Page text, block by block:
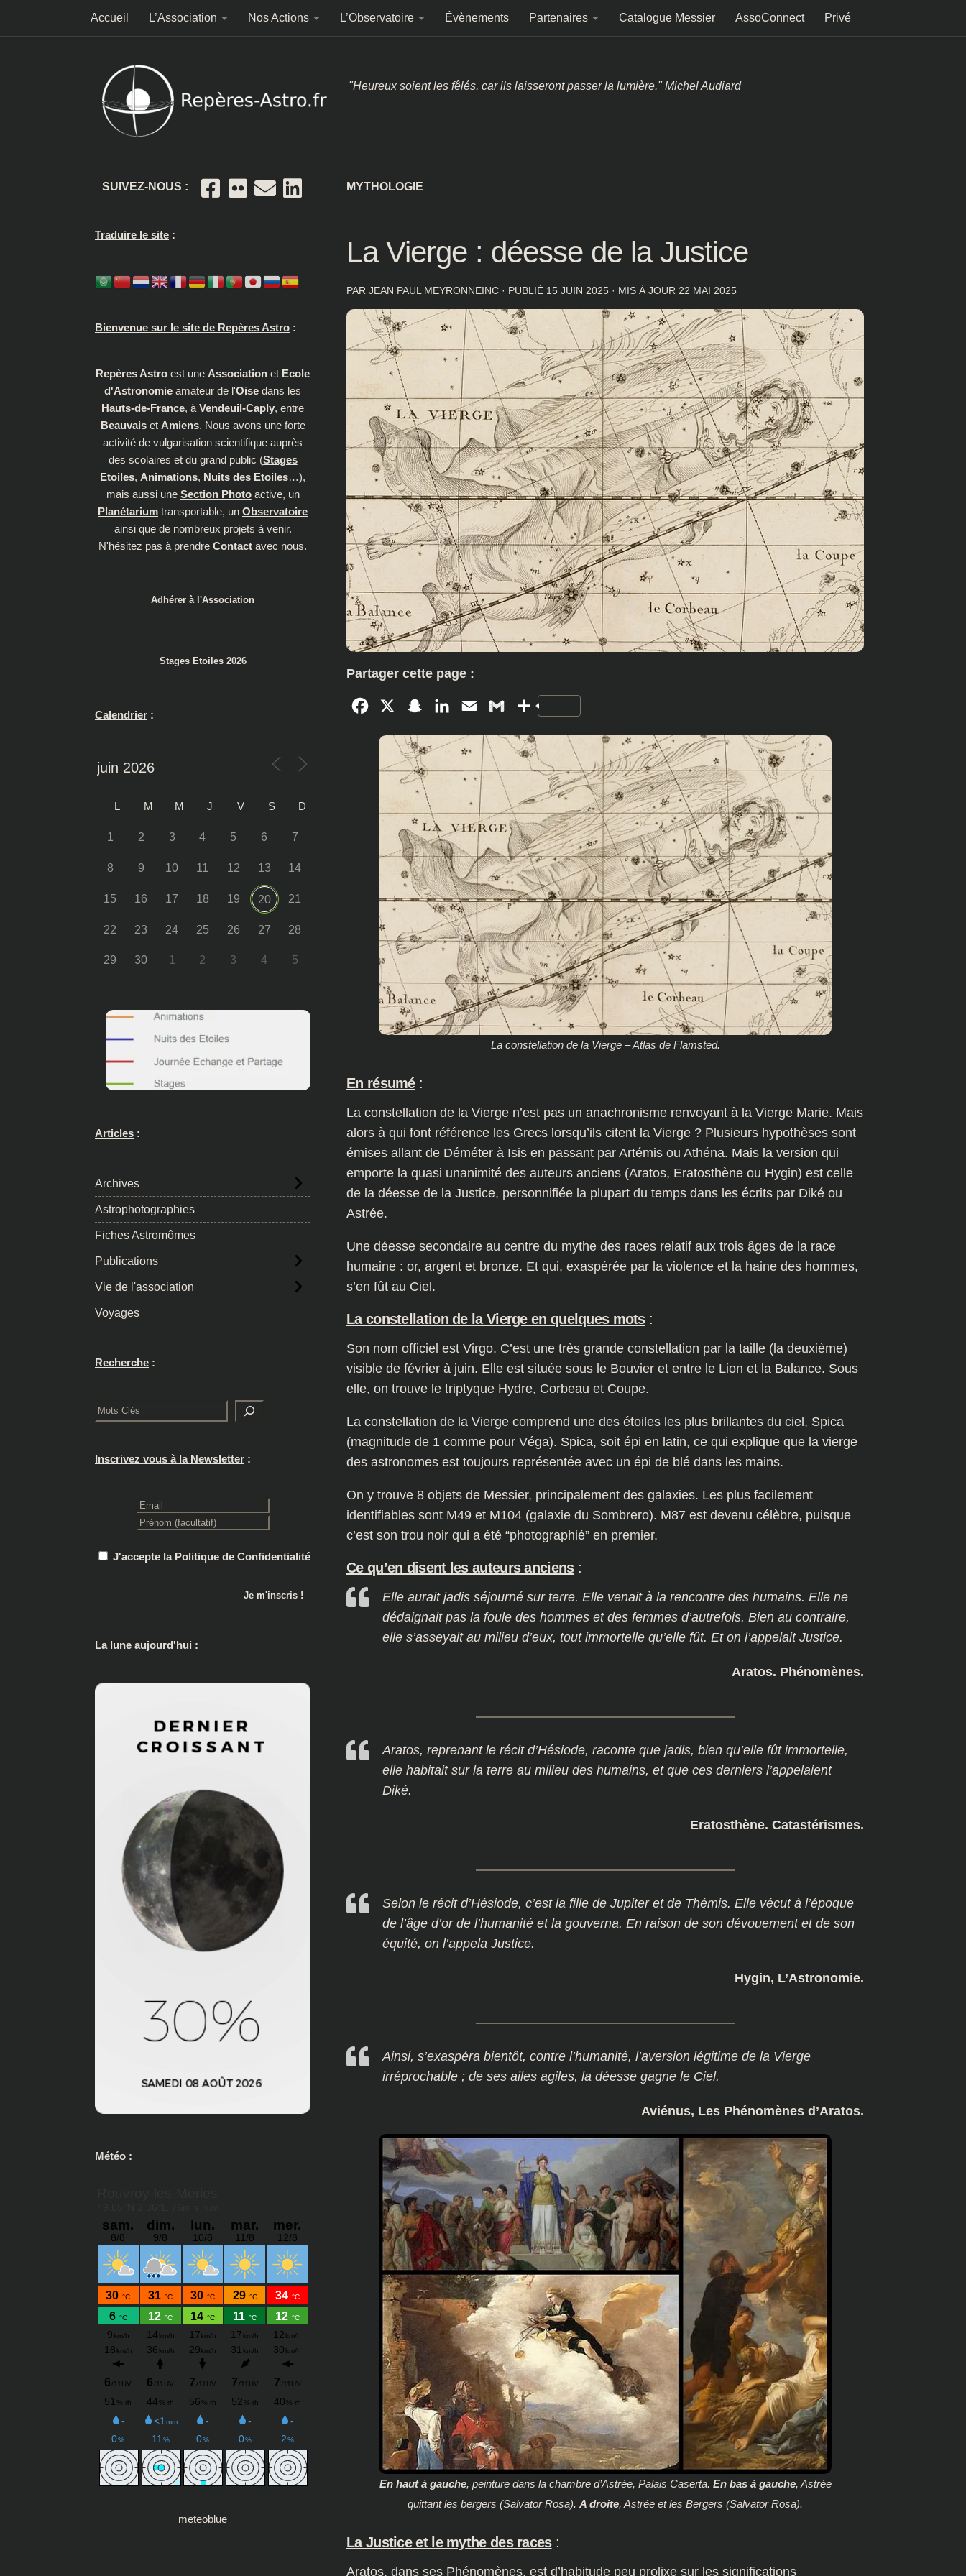
Skip to contentAccueil L’Association Nos Actions L’Observatoire Évènements Partenaires Catalogue Messier AssoConnect Privé
"Heureux soient les fêlés, car ils laisseront passer la lumière." Michel Audiard
MYTHOLOGIE
La Vierge : déesse de la Justice
PAR JEAN PAUL MEYRONNEINC · PUBLIÉ 15 JUIN 2025 · MIS À JOUR 22 MAI 2025
Partager cette page :
Facebook SnapchatLinkedInEmail GmailPartager
La constellation de la Vierge – Atlas de Flamsted.
En résumé:
La constellation de la Vierge n’est pas un anachronisme renvoyant à la Vierge Marie. Mais
alors à qui font référence les Grecs lorsqu’ils citent la Vierge ? Plusieurs hypothèses sont
émises allant de Déméter à Isis en passant par Artémis ou Athéna. Mais la version qui
emporte la quasi unanimité des auteurs anciens (Aratos, Eratosthène ou Hygin) est celle
de la déesse de la Justice, personnifiée la plupart du temps dans les écrits par Diké ou
Astrée.
Une déesse secondaire au centre du mythe des races relatif aux trois âges de la race
humaine : or, argent et bronze. Et qui, exaspérée par la violence et la haine des hommes,
s’en fût au Ciel.
La constellation de la Vierge en quelques mots:
Son nom officiel est Virgo. C’est une très grande constellation par la taille (la deuxième)
visible de février à juin. Elle est située sous le Bouvier et entre le Lion et la Balance. Sous
elle, on trouve le triptyque Hydre, Corbeau et Coupe.
La constellation de la Vierge comprend une des étoiles les plus brillantes du ciel, Spica
(magnitude de 1 comme pour Véga). Spica, soit épi en latin, ce qui explique que la vierge
des astronomes est toujours représentée avec un épi de blé dans les mains.
On y trouve 8 objets de Messier, principalement des galaxies. Les plus facilement
identifiables sont M49 et M104 (galaxie du Sombrero). M87 est devenu célèbre, puisque
c’est son trou noir qui a été “photographié” en premier.
Ce qu’en disent les auteurs anciens:
Elle aurait jadis séjourné sur terre. Elle venait à la rencontre des humains. Elle ne
dédaignait pas la foule des hommes et des femmes d’autrefois. Bien au contraire,
elle s’asseyait au milieu d’eux, tout immortelle qu’elle fût. Et on l’appelait Justice.
Aratos. Phénomènes.
Aratos, reprenant le récit d’Hésiode, raconte que jadis, bien qu’elle fût immortelle,
elle habitait sur la terre au milieu des humains, et que ces derniers l’appelaient
Diké.
Eratosthène. Catastérismes.
Selon le récit d’Hésiode, c’est la fille de Jupiter et de Thémis. Elle vécut à l’époque
de l’âge d’or de l’humanité et la gouverna. En raison de son dévouement et de son
équité, on l’appela Justice.
Hygin, L’Astronomie.
Ainsi, s’exaspéra bientôt, contre l’humanité, l’aversion légitime de la Vierge
irréprochable ; de ses ailes agiles, la déesse gagne le Ciel.
Aviénus, Les Phénomènes d’Aratos.
En haut à gauche, peinture dans la chambre d’Astrée, Palais Caserta. En bas à gauche, Astrée
quittant les bergers (Salvator Rosa). A droite, Astrée et les Bergers (Salvator Rosa).
La Justice et le mythe des races:
Aratos, dans ses Phénomènes, est d’habitude peu prolixe sur les significations
SUIVEZ-NOUS :
Traduire le site :
Bienvenue sur le site de Repères Astro :
Repères Astro est une Association et Ecole
d'Astronomie amateur de l'Oise dans les
Hauts-de-France, à Vendeuil-Caply, entre
Beauvaiset Amiens. Nous avons une forte
activité de vulgarisation scientifique auprès
des scolaires et du grand public (Stages
Etoiles, Animations, Nuits des Etoiles…),
mais aussi une Section Photoactive, un
Planétarium transportable, un Observatoire
ainsi que de nombreux projets à venir.
N'hésitez pas à prendre Contact avec nous.
Adhérer à l'Association
Stages Etoiles 2026
Calendrier :
L M M J V S D
1 2 3 4 5 6 7
8 9 10 11 12 13 14
15 16 17 18 19 20 21
22 23 24 25 26 27 28
29 30 1 2 3 4 5
Articles :
Archives
Astrophotographies
Fiches Astromômes
Publications
Vie de l'association
Voyages
Recherche :
Rechercher
Inscrivez vous à la Newsletter :
J'accepte la Politique de Confidentialité
La lune aujourd'hui :
Météo :
meteoblue